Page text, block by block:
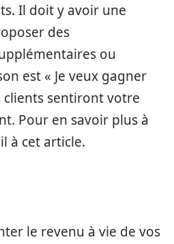
Il doit y avoir une
des
ou
est « Je veux gagner
clients sentiront votre
Pour en savoir plus à
à cet article.
le revenu à vie de vos